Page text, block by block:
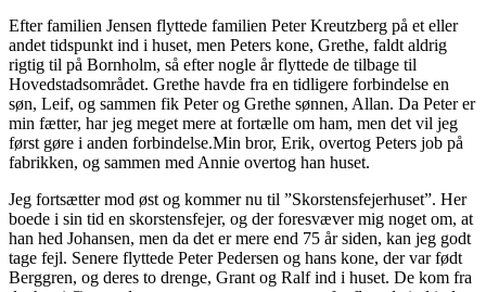
Efter familien Jensen flyttede familien Peter Kreutzberg på et eller
andet tidspunkt ind i huset, men Peters kone, Grethe, faldt aldrig
rigtig til på Bornholm, så efter nogle år flyttede de tilbage til
Hovedstadsområdet. Grethe havde fra en tidligere forbindelse en
søn, Leif, og sammen fik Peter og Grethe sønnen, Allan. Da Peter er
min fætter, har jeg meget mere at fortælle om ham, men det vil jeg
først gøre i anden forbindelse.Min bror, Erik, overtog Peters job på
fabrikken, og sammen med Annie overtog han huset.
Jeg fortsætter mod øst og kommer nu til ”Skorstensfejerhuset”. Her
boede i sin tid en skorstensfejer, og der foresvæver mig noget om, at
han hed Johansen, men da det er mere end 75 år siden, kan jeg godt
tage fejl. Senere flyttede Peter Pedersen og hans kone, der var født
Berggren, og deres to drenge, Grant og Ralf ind i huset. De kom fra